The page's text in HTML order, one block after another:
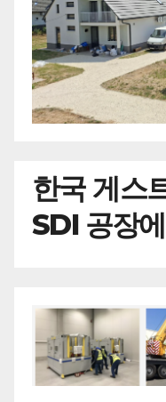
한국 게스
SDI 공장